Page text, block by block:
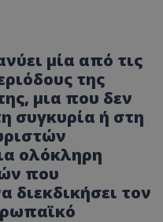
μία από τις
της
μια που δεν
συγκυρία ή στη
ολόκληρη
που
διεκδικήσει τον